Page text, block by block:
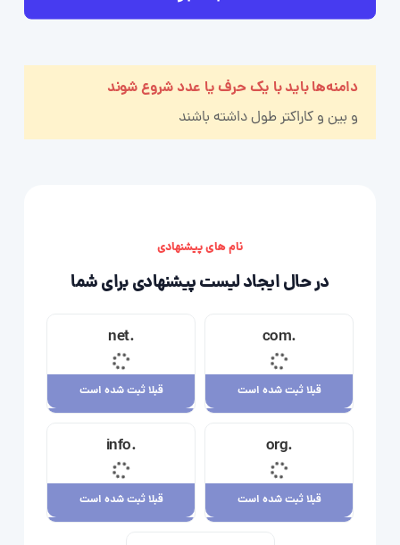
دامنه‌ها باید با یک حرف یا عدد شروع شوند
و بین و کاراکتر طول داشته باشند
نام های پیشنهادی
در حال ایجاد لیست پیشنهادی برای شما
.com
قبلا ثبت شده است
23,710,000 ریال
.net
قبلا ثبت شده است
.org
قبلا ثبت شده است
.info
قبلا ثبت شده است